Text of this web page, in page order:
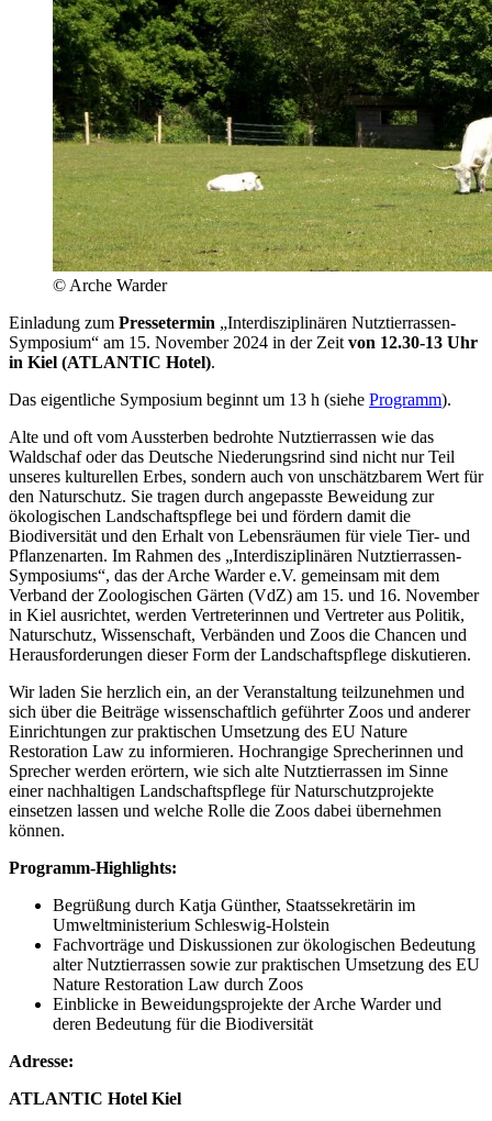
© Arche Warder
Einladung zum Pressetermin „Interdisziplinären Nutztierrassen-
Symposium“ am 15. November 2024 in der Zeit von 12.30-13 Uhr
in Kiel (ATLANTIC Hotel).
Das eigentliche Symposium beginnt um 13 h (siehe Programm).
Alte und oft vom Aussterben bedrohte Nutztierrassen wie das
Waldschaf oder das Deutsche Niederungsrind sind nicht nur Teil
unseres kulturellen Erbes, sondern auch von unschätzbarem Wert für
den Naturschutz. Sie tragen durch angepasste Beweidung zur
ökologischen Landschaftspflege bei und fördern damit die
Biodiversität und den Erhalt von Lebensräumen für viele Tier- und
Pflanzenarten. Im Rahmen des „Interdisziplinären Nutztierrassen-
Symposiums“, das der Arche Warder e.V. gemeinsam mit dem
Verband der Zoologischen Gärten (VdZ) am 15. und 16. November
in Kiel ausrichtet, werden Vertreterinnen und Vertreter aus Politik,
Naturschutz, Wissenschaft, Verbänden und Zoos die Chancen und
Herausforderungen dieser Form der Landschaftspflege diskutieren.
Wir laden Sie herzlich ein, an der Veranstaltung teilzunehmen und
sich über die Beiträge wissenschaftlich geführter Zoos und anderer
Einrichtungen zur praktischen Umsetzung des EU Nature
Restoration Law zu informieren. Hochrangige Sprecherinnen und
Sprecher werden erörtern, wie sich alte Nutztierrassen im Sinne
einer nachhaltigen Landschaftspflege für Naturschutzprojekte
einsetzen lassen und welche Rolle die Zoos dabei übernehmen
können.
Programm-Highlights:
Begrüßung durch Katja Günther, Staatssekretärin im
Umweltministerium Schleswig-Holstein
Fachvorträge und Diskussionen zur ökologischen Bedeutung
alter Nutztierrassen sowie zur praktischen Umsetzung des EU
Nature Restoration Law durch Zoos
Einblicke in Beweidungsprojekte der Arche Warder und
deren Bedeutung für die Biodiversität
Adresse:
ATLANTIC Hotel Kiel